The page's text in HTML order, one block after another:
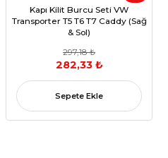
Kapı Kilit Burcu Seti VW
Transporter T5 T6 T7 Caddy (Sağ
& Sol)
297,18 ₺
282,33 ₺
Sepete Ekle